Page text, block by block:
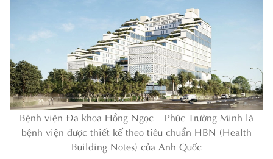
Bệnh viện Đa khoa Hồng Ngọc – Phúc Trường Minh là
bệnh viện được thiết kế theo tiêu chuẩn HBN (Health
Building Notes) của Anh Quốc